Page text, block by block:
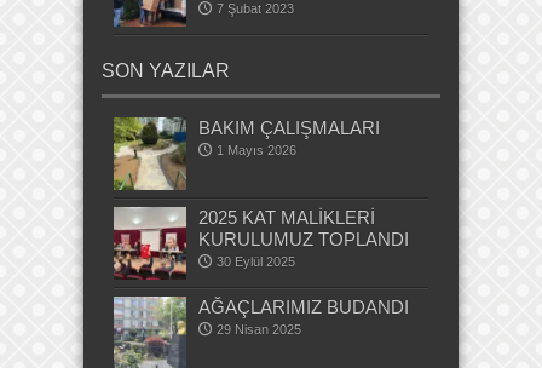
7 Şubat 2023
SON YAZILAR
BAKIM ÇALIŞMALARI
1 Mayıs 2026
2025 KAT MALİKLERİ
KURULUMUZ TOPLANDI
30 Eylül 2025
AĞAÇLARIMIZ BUDANDI
29 Nisan 2025